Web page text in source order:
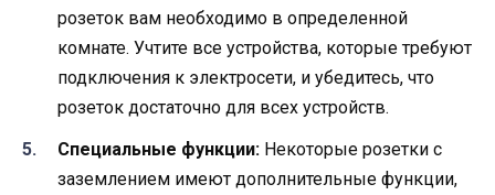
розеток вам необходимо в определенной
комнате. Учтите все устройства, которые требуют
подключения к электросети, и убедитесь, что
розеток достаточно для всех устройств.
Специальные функции: Некоторые розетки с
заземлением имеют дополнительные функции,